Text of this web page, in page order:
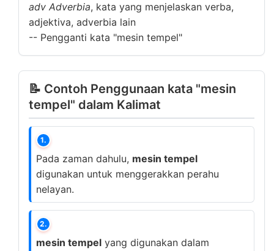
adv Adverbia, kata yang menjelaskan verba,
adjektiva, adverbia lain
-- Pengganti kata "mesin tempel"
📝 Contoh Penggunaan kata "mesin
tempel" dalam Kalimat
1.
Pada zaman dahulu, mesin tempel
digunakan untuk menggerakkan perahu
nelayan.
2.
mesin tempel yang digunakan dalam